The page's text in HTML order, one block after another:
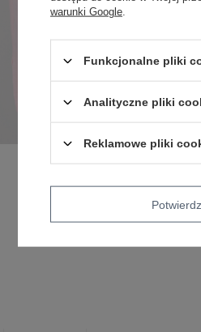
warunki Google
Funkcjonalne pliki
Analityczne pliki
Reklamowe pliki